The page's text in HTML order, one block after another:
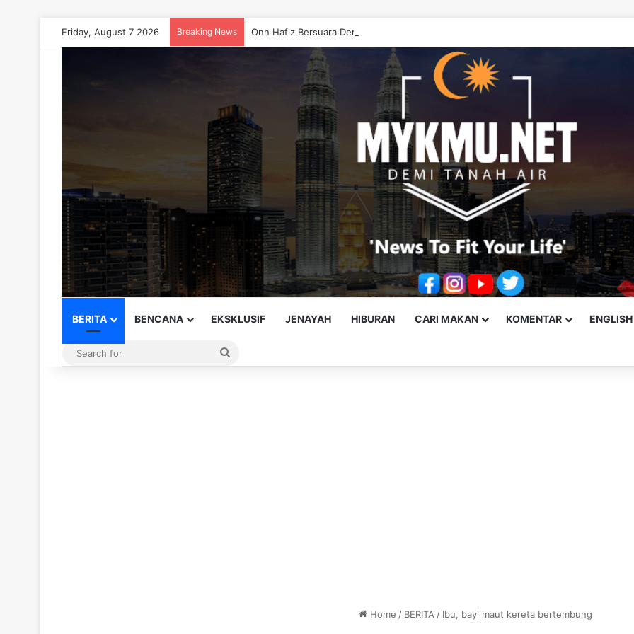
Friday, August 7 2026 Breaking News Onn Hafiz Bersuara Demi Pesakit, Jangan Diputarbelitkan – Hasrunizah
BERITA BENCANA EKSKLUSIF JENAYAH HIBURAN CARI MAKAN KOMENTAR
Home / BERITA / Ibu, bayi maut kereta bertembung